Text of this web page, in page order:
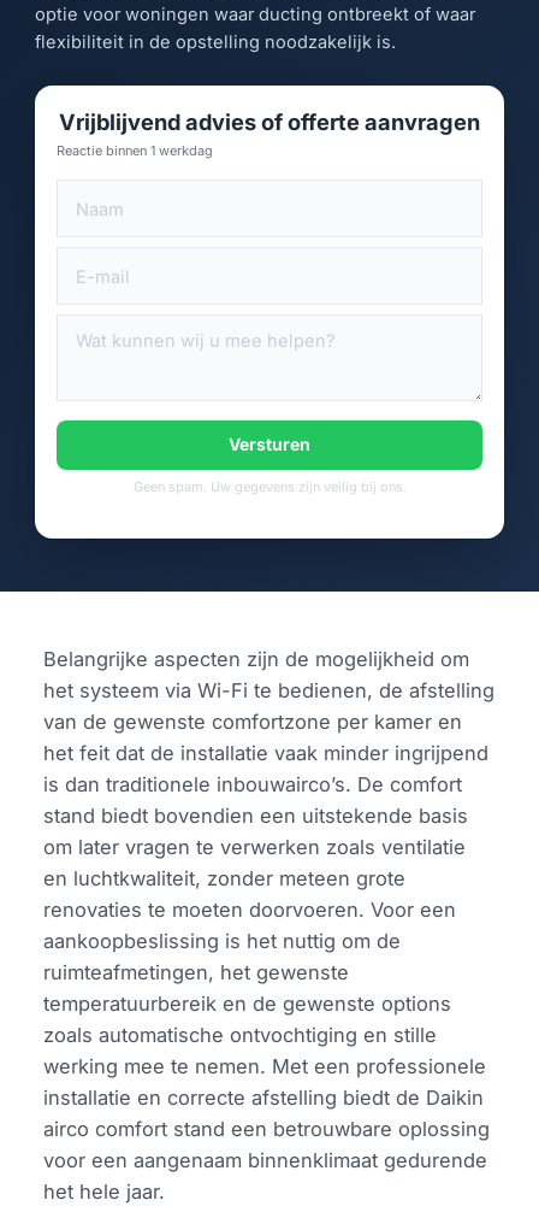
optie voor woningen waar ducting ontbreekt of waar
flexibiliteit in de opstelling noodzakelijk is.
Vrijblijvend advies of offerte aanvragen
Reactie binnen 1 werkdag
Versturen
Geen spam. Uw gegevens zijn veilig bij ons.
Belangrijke aspecten zijn de mogelijkheid om
het systeem via Wi-Fi te bedienen, de afstelling
van de gewenste comfortzone per kamer en
het feit dat de installatie vaak minder ingrijpend
is dan traditionele inbouwairco’s. De comfort
stand biedt bovendien een uitstekende basis
om later vragen te verwerken zoals ventilatie
en luchtkwaliteit, zonder meteen grote
renovaties te moeten doorvoeren. Voor een
aankoopbeslissing is het nuttig om de
ruimteafmetingen, het gewenste
temperatuurbereik en de gewenste options
zoals automatische ontvochtiging en stille
werking mee te nemen. Met een professionele
installatie en correcte afstelling biedt de Daikin
airco comfort stand een betrouwbare oplossing
voor een aangenaam binnenklimaat gedurende
het hele jaar.